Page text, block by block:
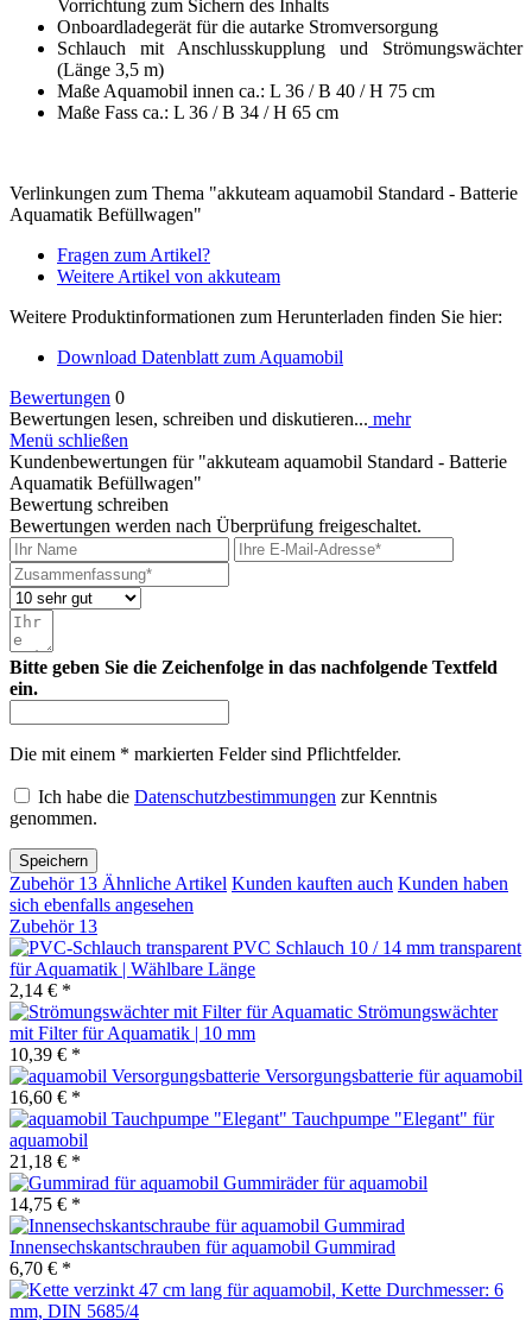
Vorrichtung zum Sichern des Inhalts
Onboardladegerät für die autarke Stromversorgung
Schlauch mit Anschlusskupplung und Strömungswächter
(Länge 3,5 m)
Maße Aquamobil innen ca.: L 36 / B 40 / H 75 cm
Maße Fass ca.: L 36 / B 34 / H 65 cm
Verlinkungen zum Thema "akkuteam aquamobil Standard - Batterie
Aquamatik Befüllwagen"
Fragen zum Artikel?
Weitere Artikel von akkuteam
Weitere Produktinformationen zum Herunterladen finden Sie hier:
Download Datenblatt zum Aquamobil
Bewertungen 0
Bewertungen lesen, schreiben und diskutieren... mehr
Menü schließen
Kundenbewertungen für "akkuteam aquamobil Standard - Batterie
Aquamatik Befüllwagen"
Bewertung schreiben
Bewertungen werden nach Überprüfung freigeschaltet.
Bitte geben Sie die Zeichenfolge in das nachfolgende Textfeld
ein.
Die mit einem * markierten Felder sind Pflichtfelder.
Ich habe die Datenschutzbestimmungen zur Kenntnis
genommen.
Speichern
Zubehör 13 Ähnliche Artikel Kunden kauften auch Kunden haben
sich ebenfalls angesehen
Zubehör 13
PVC Schlauch 10 / 14 mm transparent
für Aquamatik | Wählbare Länge
2,14 € *
Strömungswächter
mit Filter für Aquamatik | 10 mm
10,39 € *
Versorgungsbatterie für aquamobil
16,60 € *
Tauchpumpe "Elegant" für
aquamobil
21,18 € *
Gummiräder für aquamobil
14,75 € *
Innensechskantschrauben für aquamobil Gummirad
6,70 € *